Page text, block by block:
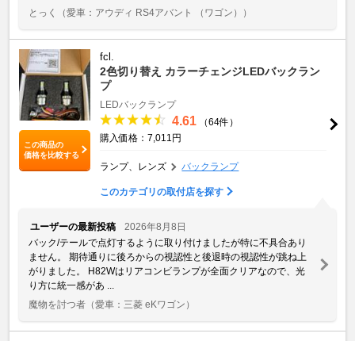
とっく
（愛車：アウディ RS4アバント （ワゴン））
この商品の
価格を比較する
fcl.
2色切り替え カラーチェンジLEDバックラン
プ
LEDバックランプ
4.61
（64件）
購入価格：7,011円
ランプ、レンズ バックランプ
このカテゴリの取付店を探す
ユーザーの最新投稿
2026年8月8日
バック/テールで点灯するように取り付けましたが特に不具合あり
ません。 期待通りに後ろからの視認性と後退時の視認性が跳ね上
がりました。 H82Wはリアコンビランプが全面クリアなので、光
り方に統一感があ ...
魔物を討つ者 （愛車：三菱 eKワゴン）